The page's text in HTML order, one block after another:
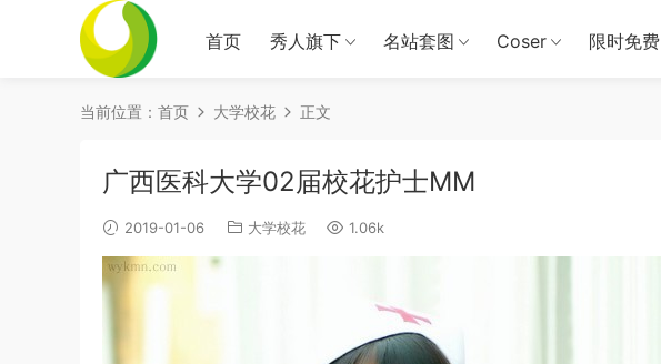
首页 秀人旗下 名站套图 Coser 限时免费
当前位置： 首页 大学校花 正文
广西医科大学02届校花护士MM
2019-01-06 大学校花 1.06k